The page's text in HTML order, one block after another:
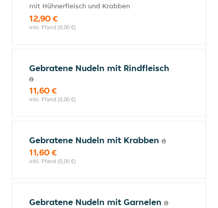
mit Hühnerfleisch und Krabben
12,90 €
inkl. Pfand (0,00 €)
Gebratene Nudeln mit Rindfleisch
11,60 €
inkl. Pfand (0,00 €)
Gebratene Nudeln mit Krabben
11,60 €
inkl. Pfand (0,00 €)
Gebratene Nudeln mit Garnelen